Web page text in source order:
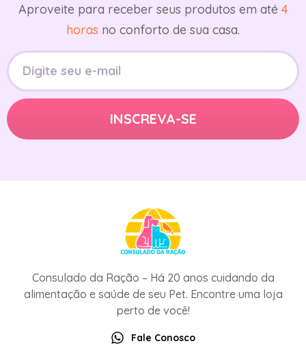
Aproveite para receber seus produtos em até 4
horas no conforto de sua casa.
Consulado da Ração – Há 20 anos cuidando da
alimentação e saúde de seu Pet. Encontre uma loja
perto de você!
Fale Conosco